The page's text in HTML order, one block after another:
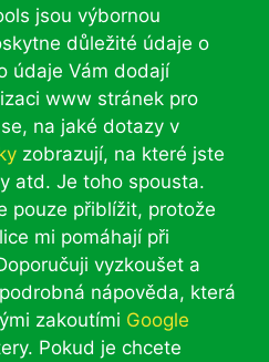
jsou výbornou
důležité údaje o
údaje Vám dodají
www stránek pro
na jaké dotazy v
zobrazují, na které jste
atd. Je toho spousta.
pouze přiblížit, protože
mi pomáhají při
vyzkoušet a
nápověda, která
zakoutími Google
Pokud je chcete